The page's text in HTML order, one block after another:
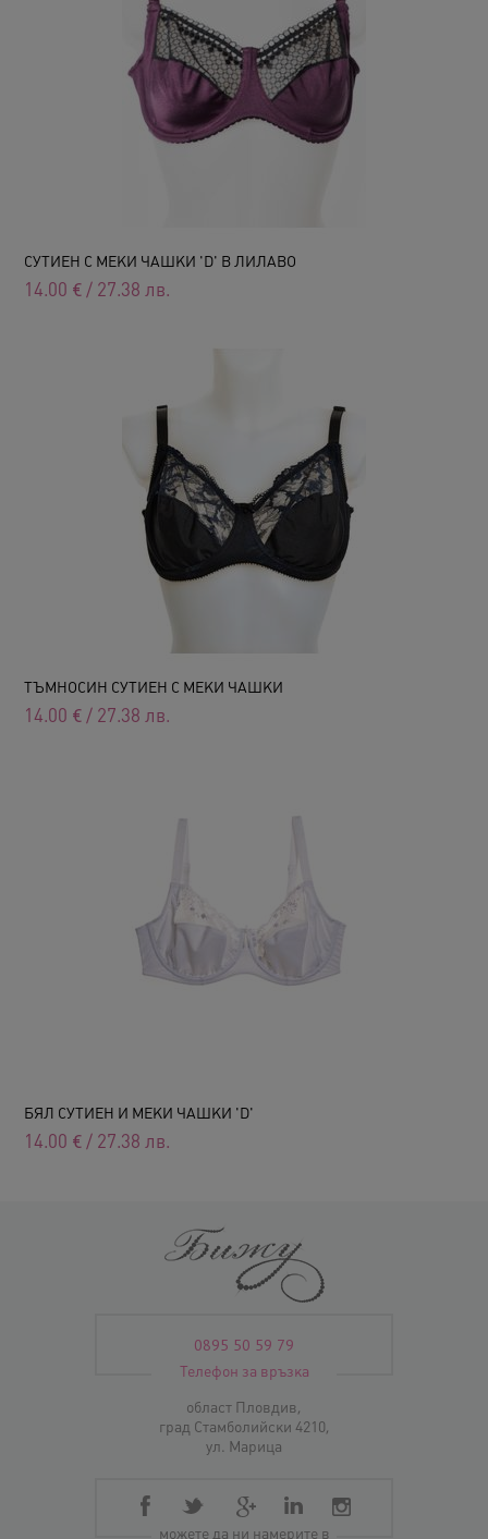
СУТИЕН С МЕКИ ЧАШКИ 'D' В ЛИЛАВО
14.00 € / 27.38 лв.
ТЪМНОСИН СУТИЕН С МЕКИ ЧАШКИ
14.00 € / 27.38 лв.
БЯЛ СУТИЕН И МЕКИ ЧАШКИ 'D'
14.00 € / 27.38 лв.
0895 50 59 79
Телефон за връзка
област Пловдив,
град Стамболийски 4210,
ул. Марица
можете да ни намерите в